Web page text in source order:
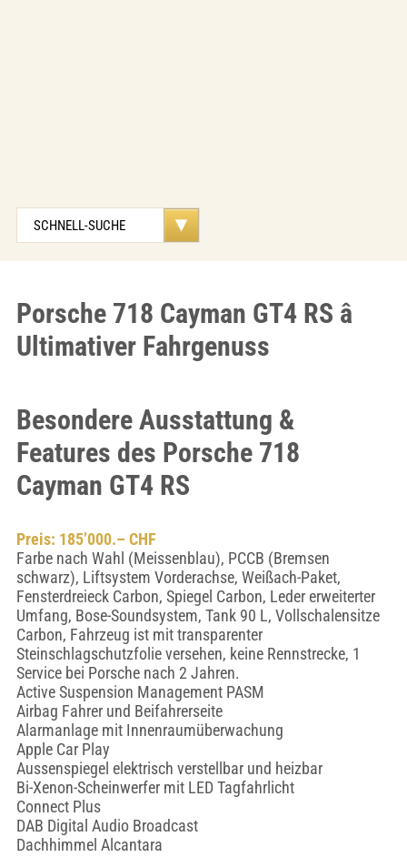
Porsche 718 Cayman GT4 RS â
Ultimativer Fahrgenuss
Besondere Ausstattung &
Features des Porsche 718
Cayman GT4 RS
Preis: 185’000.– CHF
Farbe nach Wahl (Meissenblau), PCCB (Bremsen
schwarz), Liftsystem Vorderachse, Weißach-Paket,
Fensterdreieck Carbon, Spiegel Carbon, Leder erweiterter
Umfang, Bose-Soundsystem, Tank 90 L, Vollschalensitze
Carbon, Fahrzeug ist mit transparenter
Steinschlagschutzfolie versehen, keine Rennstrecke, 1
Service bei Porsche nach 2 Jahren.
Active Suspension Management PASM
Airbag Fahrer und Beifahrerseite
Alarmanlage mit Innenraumüberwachung
Apple Car Play
Aussenspiegel elektrisch verstellbar und heizbar
Bi-Xenon-Scheinwerfer mit LED Tagfahrlicht
Connect Plus
DAB Digital Audio Broadcast
Dachhimmel Alcantara